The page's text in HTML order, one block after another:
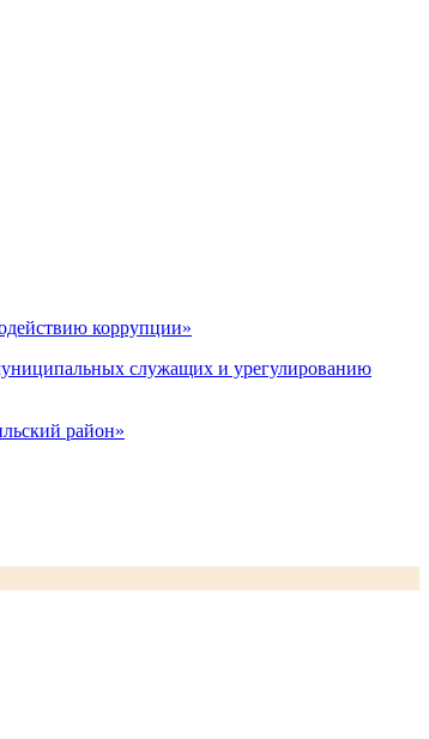
коррупции»
служащих и урегулированию
район»